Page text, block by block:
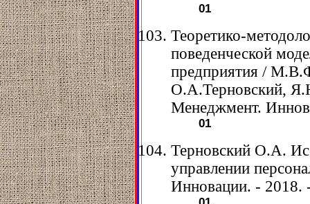
01
Теоретико-
поведенческой
предприятия /
О.А.Терновский,
Менеджмент.
01
Терновский О.А.
управлении
Инновации. - 2018.